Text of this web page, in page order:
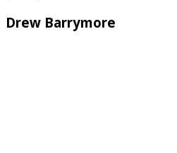
Drew Barrymore